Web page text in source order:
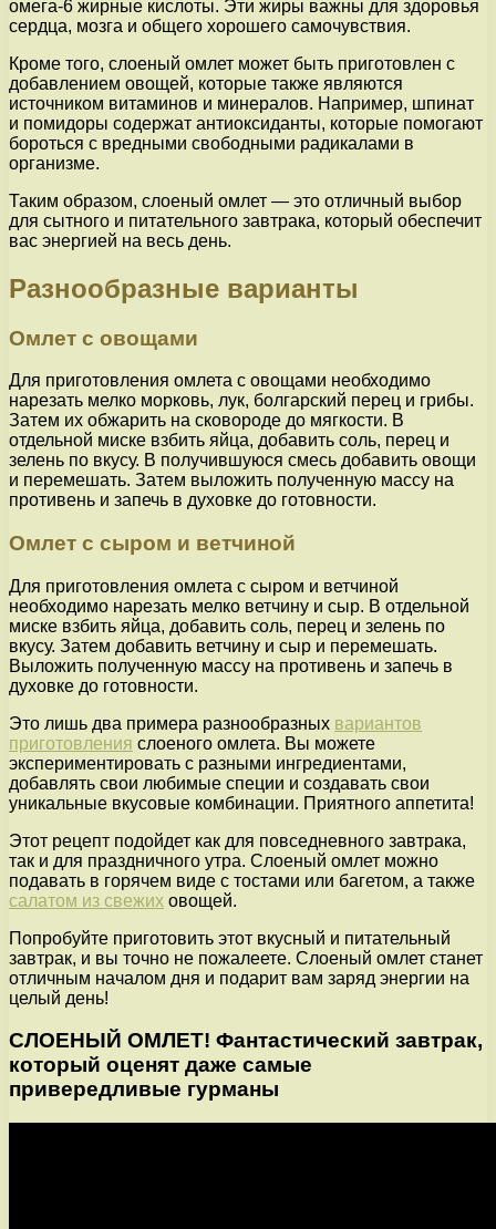
омега-6 жирные кислоты. Эти жиры важны для здоровья
сердца, мозга и общего хорошего самочувствия.
Кроме того, слоеный омлет может быть приготовлен с
добавлением овощей, которые также являются
источником витаминов и минералов. Например, шпинат
и помидоры содержат антиоксиданты, которые помогают
бороться с вредными свободными радикалами в
организме.
Таким образом, слоеный омлет — это отличный выбор
для сытного и питательного завтрака, который обеспечит
вас энергией на весь день.
Разнообразные варианты
Омлет с овощами
Для приготовления омлета с овощами необходимо
нарезать мелко морковь, лук, болгарский перец и грибы.
Затем их обжарить на сковороде до мягкости. В
отдельной миске взбить яйца, добавить соль, перец и
зелень по вкусу. В получившуюся смесь добавить овощи
и перемешать. Затем выложить полученную массу на
противень и запечь в духовке до готовности.
Омлет с сыром и ветчиной
Для приготовления омлета с сыром и ветчиной
необходимо нарезать мелко ветчину и сыр. В отдельной
миске взбить яйца, добавить соль, перец и зелень по
вкусу. Затем добавить ветчину и сыр и перемешать.
Выложить полученную массу на противень и запечь в
духовке до готовности.
Это лишь два примера разнообразных вариантов
приготовления слоеного омлета. Вы можете
экспериментировать с разными ингредиентами,
добавлять свои любимые специи и создавать свои
уникальные вкусовые комбинации. Приятного аппетита!
Этот рецепт подойдет как для повседневного завтрака,
так и для праздничного утра. Слоеный омлет можно
подавать в горячем виде с тостами или багетом, а также
салатом из свежих овощей.
Попробуйте приготовить этот вкусный и питательный
завтрак, и вы точно не пожалеете. Слоеный омлет станет
отличным началом дня и подарит вам заряд энергии на
целый день!
СЛОЕНЫЙ ОМЛЕТ! Фантастический завтрак,
который оценят даже самые
привередливые гурманы